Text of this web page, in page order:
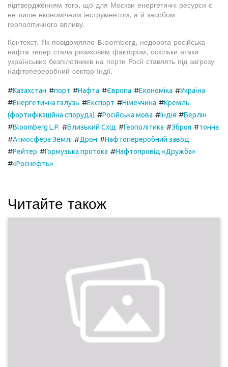
підтвердженням того, що для Москви енергетичні ресурси є
не лише економічним інструментом, а й засобом
геополітичного впливу.
Контекст. Як повідомляло Bloomberg, недорога російська
нафта тепер стала ризиковим фактором, оскільки атаки
українських безпілотників на порти Росії ставлять під загрозу
нафтопереробний сектор Індії.
#Казахстан #порт #Нафта #Європа #Економіка #Україна
#Енергетична галузь #Експорт #Німеччина #Кремль
(фортифікаційна споруда) #Російська мова #Індія #Берлін
#Bloomberg L.P. #Близький Схід #Геополітика #Зброя #тонна
#Атмосфера Землі #Дрон #Нафтопереробний завод
#Рейтер #Гормузька протока #Нафтопровід «Дружба»
#«Роснефть»
Читайте також